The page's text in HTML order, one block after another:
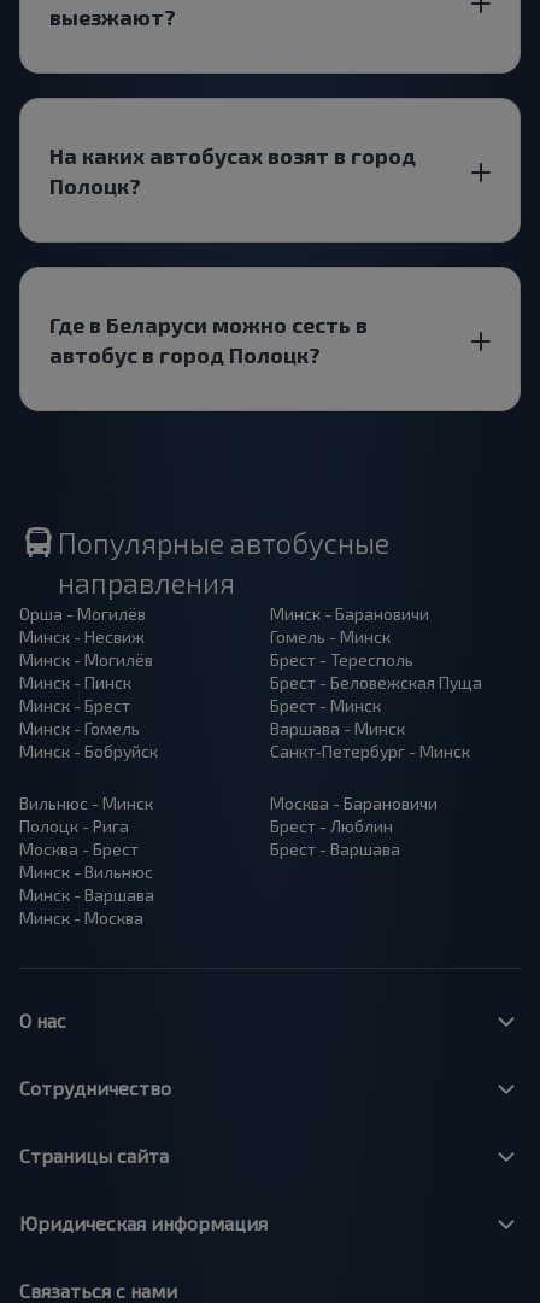
выезжают?
На каких автобусах возят в город
Полоцк?
Где в Беларуси можно сесть в
автобус в город Полоцк?
Популярные автобусные
направления
Орша - Могилёв
Минск - Несвиж
Минск - Могилёв
Минск - Пинск
Минск - Брест
Минск - Гомель
Минск - Бобруйск
Минск - Барановичи
Гомель - Минск
Брест - Тересполь
Брест - Беловежская Пуща
Брест - Минск
Варшава - Минск
Санкт-Петербург - Минск
Вильнюс - Минск
Полоцк - Рига
Москва - Брест
Минск - Вильнюс
Минск - Варшава
Минск - Москва
Москва - Барановичи
Брест - Люблин
Брест - Варшава
О нас
Сотрудничество
Страницы сайта
Юридическая информация
Связаться с нами